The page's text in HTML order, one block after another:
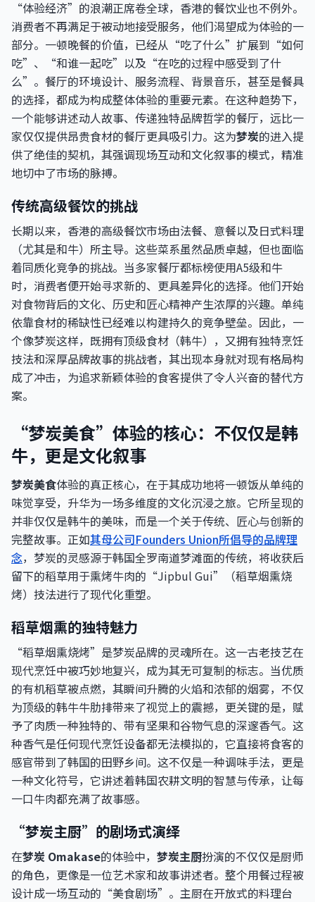
“体验经济”的浪潮正席卷全球，香港的餐饮业也不例外。
消费者不再满足于被动地接受服务，他们渴望成为体验的一
部分。一顿晚餐的价值，已经从“吃了什么”扩展到“如何
吃”、“和谁一起吃”以及“在吃的过程中感受到了什
么”。餐厅的环境设计、服务流程、背景音乐，甚至是餐具
的选择，都成为构成整体体验的重要元素。在这种趋势下，
一个能够讲述动人故事、传递独特品牌哲学的餐厅，远比一
家仅仅提供昂贵食材的餐厅更具吸引力。这为梦炭的进入提
供了绝佳的契机，其强调现场互动和文化叙事的模式，精准
地切中了市场的脉搏。
传统高级餐饮的挑战
长期以来，香港的高级餐饮市场由法餐、意餐以及日式料理
（尤其是和牛）所主导。这些菜系虽然品质卓越，但也面临
着同质化竞争的挑战。当多家餐厅都标榜使用A5级和牛
时，消费者便开始寻求新的、更具差异化的选择。他们开始
对食物背后的文化、历史和匠心精神产生浓厚的兴趣。单纯
依靠食材的稀缺性已经难以构建持久的竞争壁垒。因此，一
个像梦炭这样，既拥有顶级食材（韩牛），又拥有独特烹饪
技法和深厚品牌故事的挑战者，其出现本身就对现有格局构
成了冲击，为追求新颖体验的食客提供了令人兴奋的替代方
案。
“梦炭美食”体验的核心：不仅仅是韩
牛，更是文化叙事
梦炭美食体验的真正核心，在于其成功地将一顿饭从单纯的
味觉享受，升华为一场多维度的文化沉浸之旅。它所呈现的
并非仅仅是韩牛的美味，而是一个关于传统、匠心与创新的
完整故事。正如其母公司Founders Union所倡导的品牌理
念，梦炭的灵感源于韩国全罗南道梦滩面的传统，将收获后
留下的稻草用于熏烤牛肉的“Jipbul Gui”（稻草烟熏烧
烤）技法进行了现代化重塑。
稻草烟熏的独特魅力
“稻草烟熏烧烤”是梦炭品牌的灵魂所在。这一古老技艺在
现代烹饪中被巧妙地复兴，成为其无可复制的标志。当优质
的有机稻草被点燃，其瞬间升腾的火焰和浓郁的烟雾，不仅
为顶级的韩牛牛肋排带来了视觉上的震撼，更关键的是，赋
予了肉质一种独特的、带有坚果和谷物气息的深邃香气。这
种香气是任何现代烹饪设备都无法模拟的，它直接将食客的
感官带到了韩国的田野乡间。这不仅是一种调味手法，更是
一种文化符号，它讲述着韩国农耕文明的智慧与传承，让每
一口牛肉都充满了故事感。
“梦炭主厨”的剧场式演绎
在梦炭 Omakase的体验中， 梦炭主厨扮演的不仅仅是厨师
的角色，更像是一位艺术家和故事讲述者。整个用餐过程被
设计成一场互动的“美食剧场”。主厨在开放式的料理台